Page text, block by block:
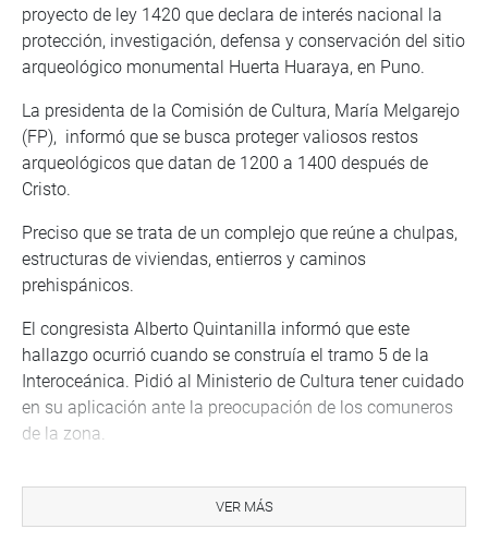
proyecto de ley 1420 que declara de interés nacional la
protección, investigación, defensa y conservación del sitio
arqueológico monumental Huerta Huaraya, en Puno.
La presidenta de la Comisión de Cultura, María Melgarejo
(FP), informó que se busca proteger valiosos restos
arqueológicos que datan de 1200 a 1400 después de
Cristo.
Preciso que se trata de un complejo que reúne a chulpas,
estructuras de viviendas, entierros y caminos
prehispánicos.
El congresista Alberto Quintanilla informó que este
hallazgo ocurrió cuando se construía el tramo 5 de la
Interoceánica. Pidió al Ministerio de Cultura tener cuidado
en su aplicación ante la preocupación de los comuneros
de la zona.
reconocimiento se amplía el patrimonio arqueológico de
Puno.
VER MÁS